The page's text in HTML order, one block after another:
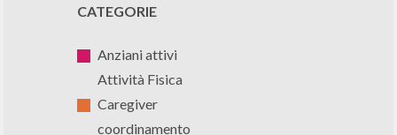
CATEGORIE
Anziani attivi
Attività Fisica
Caregiver
coordinamento